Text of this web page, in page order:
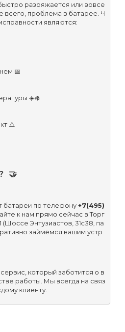
разряжается или вовсе
всего, проблема в батарее. Ч
являются:
📅
☀️❄️
⚠️
🤝
батареи по телефону +7(495)
к нам прямо сейчас в Торг
Энтузиастов, 31с38, па
займёмся вашим устр
который заботится о в
работы. Мы всегда на связ
клиенту.